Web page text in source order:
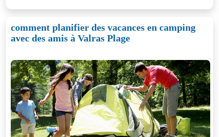
comment planifier des vacances en camping
avec des amis à Valras Plage